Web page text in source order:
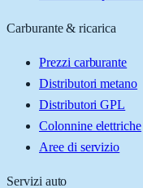
Carburante & ricarica
Prezzi carburante
Distributori metano
Distributori GPL
Colonnine elettriche
Aree di servizio
Servizi auto